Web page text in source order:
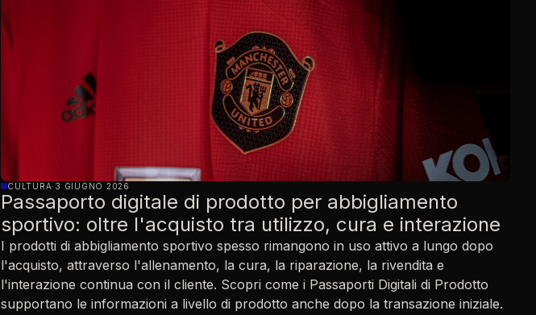
CULTURA· 3 GIUGNO 2026
Passaporto digitale di prodotto per abbigliamento
sportivo: oltre l'acquisto tra utilizzo, cura e interazione
I prodotti di abbigliamento sportivo spesso rimangono in uso attivo a lungo dopo
l'acquisto, attraverso l'allenamento, la cura, la riparazione, la rivendita e
l'interazione continua con il cliente. Scopri come i Passaporti Digitali di Prodotto
supportano le informazioni a livello di prodotto anche dopo la transazione iniziale.